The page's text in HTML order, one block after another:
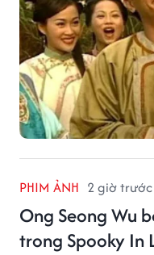
PHIM ẢNH 2 giờ trước
Ong Seong Wu
trong Spooky In